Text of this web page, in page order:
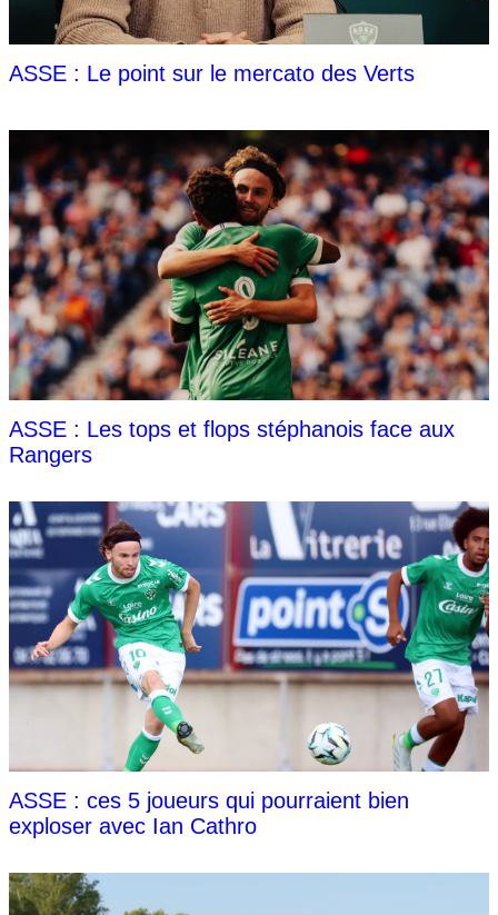
ASSE : Le point sur le mercato des Verts
ASSE : Les tops et flops stéphanois face aux
Rangers
ASSE : ces 5 joueurs qui pourraient bien
exploser avec Ian Cathro